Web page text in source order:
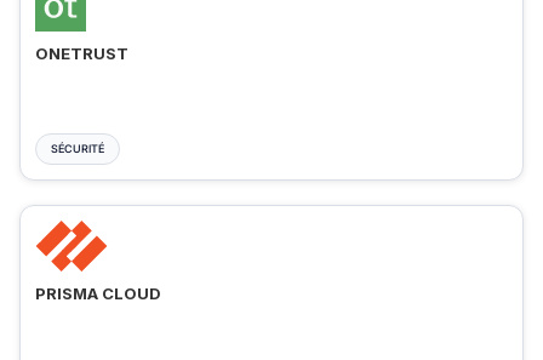
ONETRUST
SÉCURITÉ
PRISMA CLOUD